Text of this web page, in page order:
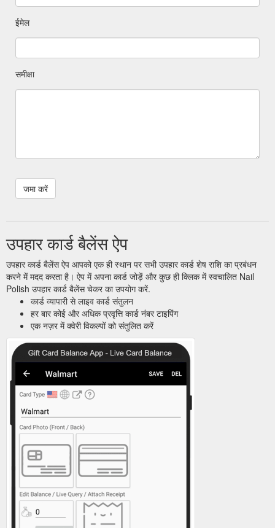
ईमेल
समीक्षा
उपहार कार्ड बैलेंस ऐप
उपहार कार्ड बैलेंस ऐप आपको एक ही स्थान पर सभी उपहार कार्ड शेष राशि का प्रबंधन
करने में मदद करता है। ऐप में अपना कार्ड जोड़ें और कुछ ही क्लिक में स्वचालित Nail
Polish उपहार कार्ड बैलेंस चेकर का उपयोग करें.
कार्ड व्यापारी से लाइव कार्ड संतुलन
हर बार कोई और अधिक प्रवृत्ति कार्ड नंबर टाइपिंग
एक नज़र में क्वेरी विकल्पों को संतुलित करें